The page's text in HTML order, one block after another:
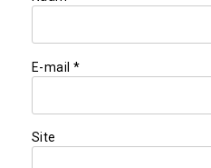
E-mail *
Site